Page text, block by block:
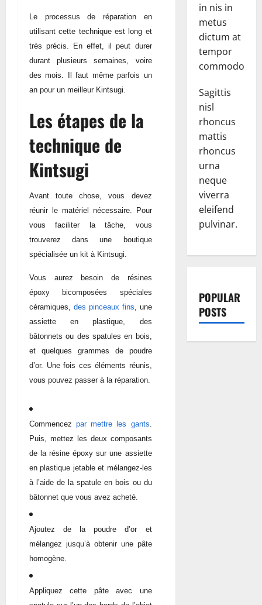
Le processus de réparation en
utilisant cette technique est long et
très précis. En effet, il peut durer
durant plusieurs semaines, voire
des mois. Il faut même parfois un
an pour un meilleur Kintsugi.
Les étapes de la
technique de
Kintsugi
Avant toute chose, vous devez
réunir le matériel nécessaire. Pour
vous faciliter la tâche, vous
trouverez dans une boutique
spécialisée un kit à Kintsugi.
Vous aurez besoin de résines
époxy bicomposées spéciales
céramiques, des pinceaux fins , une
assiette en plastique, des
bâtonnets ou des spatules en bois,
et quelques grammes de poudre
d’or. Une fois ces éléments réunis,
vous pouvez passer à la réparation.
Commencezpar mettre les gants
Puis, mettez les deux composants
de la résineépoxy sur une assiette
en plastique jetable et mélangez-les
à l’aide de la spatule en bois ou du
bâtonnet que vous avez acheté.
Ajoutez de la poudre d’or et
mélangez jusqu’à obtenir une pâte
homogène.
Appliquez cette pâte avec une
in nis in
metus
dictum at
tempor
commodo.
Sagittis
nisl
rhoncus
mattis
rhoncus
urna
neque
viverra
eleifend
pulvinar.
POPULAR
POSTS